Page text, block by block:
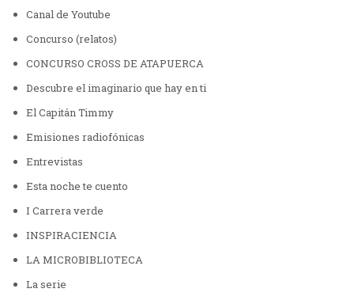
Canal de Youtube
Concurso (relatos)
CONCURSO CROSS DE ATAPUERCA
Descubre el imaginario que hay en ti
El Capitán Timmy
Emisiones radiofónicas
Entrevistas
Esta noche te cuento
I Carrera verde
INSPIRACIENCIA
LA MICROBIBLIOTECA
La serie